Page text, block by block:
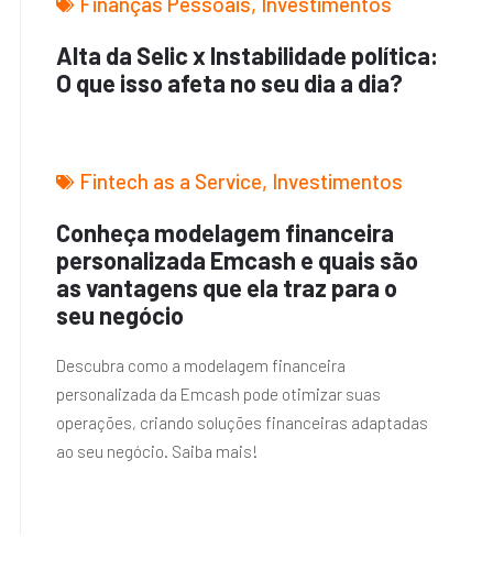
Alta da Selic x Instabilidade política:
O que isso afeta no seu dia a dia?
Fintech as a Service, Investimentos
Conheça modelagem financeira
personalizada Emcash e quais são
as vantagens que ela traz para o
seu negócio
Descubra como a modelagem financeira
personalizada da Emcash pode otimizar suas
operações, criando soluções financeiras adaptadas
ao seu negócio. Saiba mais!